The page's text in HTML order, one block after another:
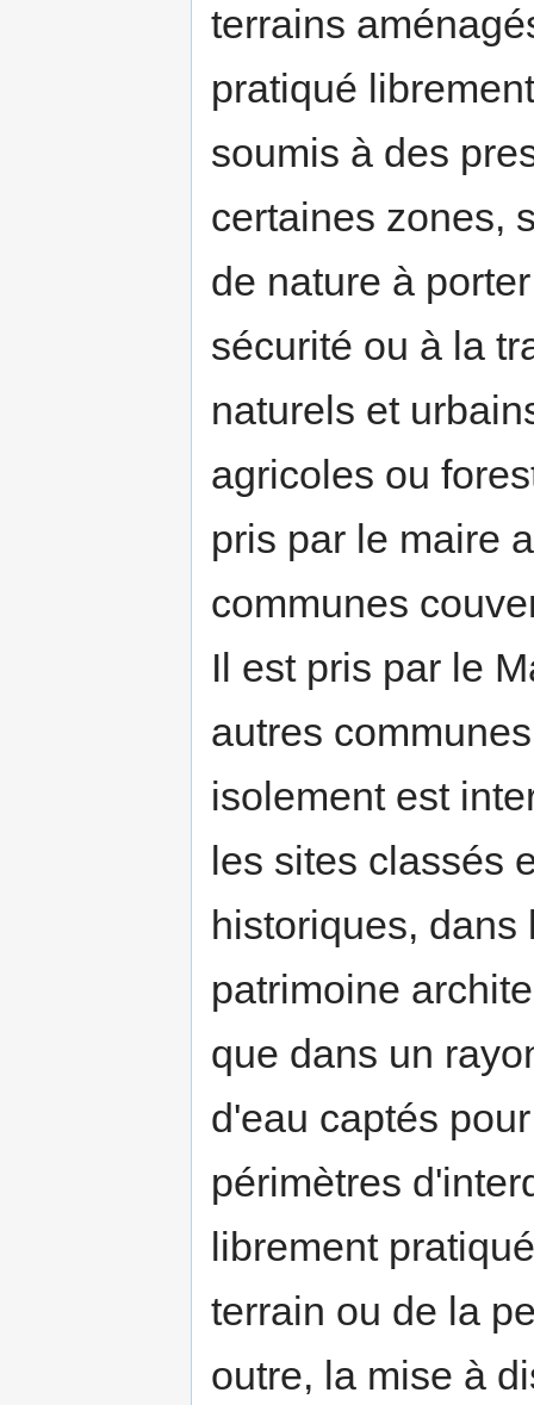
terrains
pratiqué
soumis à des
certaines zones,
de nature à
sécurité ou à la
naturels et
agricoles ou
pris par le maire
communes
Il est pris par le
autres
isolement est
les sites classés
historiques,
patrimoine
que dans un
d'eau captés
périmètres
librement
terrain ou de la
outre, la mise à